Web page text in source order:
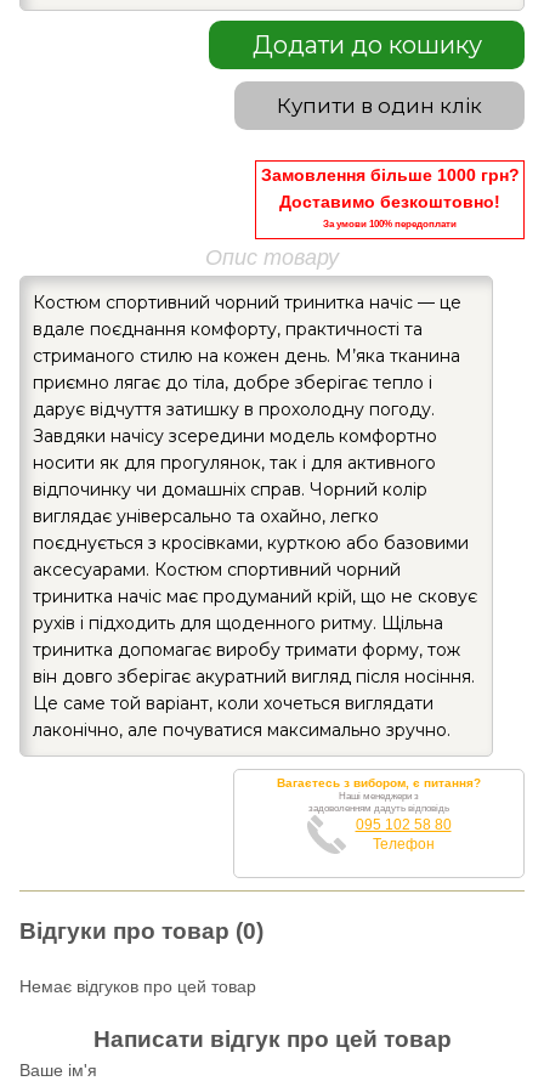
Додати до кошику
Купити в один клік
Замовлення більше 1000 грн?
Доставимо безкоштовно!
За умови 100% передоплати
Опис товару
Костюм спортивний чорний тринитка начіс — це
вдале поєднання комфорту, практичності та
стриманого стилю на кожен день. М’яка тканина
приємно лягає до тіла, добре зберігає тепло і
дарує відчуття затишку в прохолодну погоду.
Завдяки начісу зсередини модель комфортно
носити як для прогулянок, так і для активного
відпочинку чи домашніх справ. Чорний колір
виглядає універсально та охайно, легко
поєднується з кросівками, курткою або базовими
аксесуарами. Костюм спортивний чорний
тринитка начіс має продуманий крій, що не сковує
рухів і підходить для щоденного ритму. Щільна
тринитка допомагає виробу тримати форму, тож
він довго зберігає акуратний вигляд після носіння.
Це саме той варіант, коли хочеться виглядати
лаконічно, але почуватися максимально зручно.
Вагаєтесь з вибором, є питання?
Наші менеджери з
задоволенням дадуть відповідь
095 102 58 80
Телефон
Відгуки про товар (0)
Немає відгуков про цей товар
Написати відгук про цей товар
Ваше ім'я